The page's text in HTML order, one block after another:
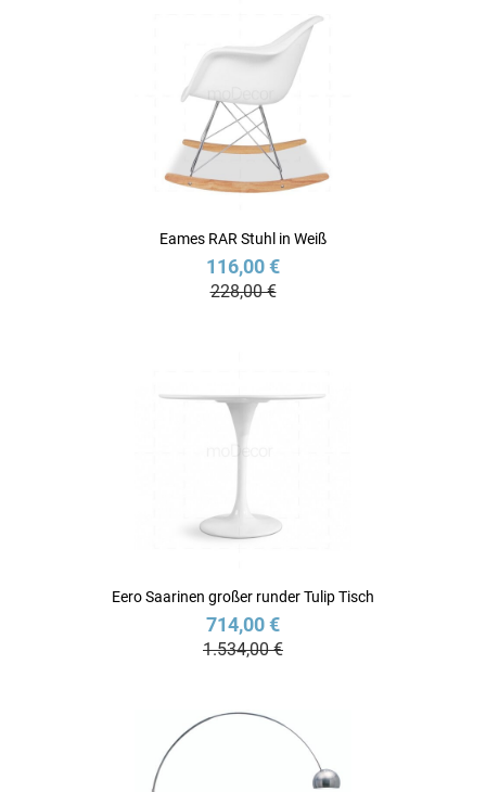
Eames RAR Stuhl in Weiß
116,00 €
228,00 €
Eero Saarinen großer runder Tulip Tisch
714,00 €
1.534,00 €